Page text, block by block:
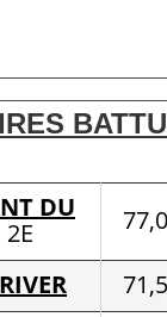
DU
2E